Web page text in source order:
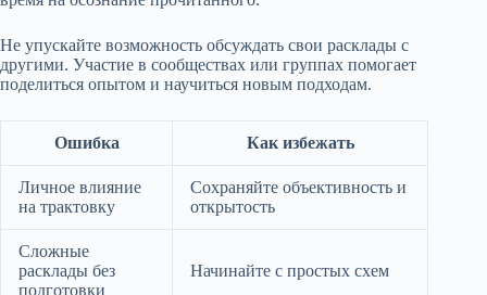
Не упускайте возможность обсуждать свои расклады с
другими. Участие в сообществах или группах помогает
поделиться опытом и научиться новым подходам.
Ошибка Как избежать
Личное влияние
на трактовку
Сохраняйте объективность и
открытость
Сложные
расклады без
подготовки
Начинайте с простых схем